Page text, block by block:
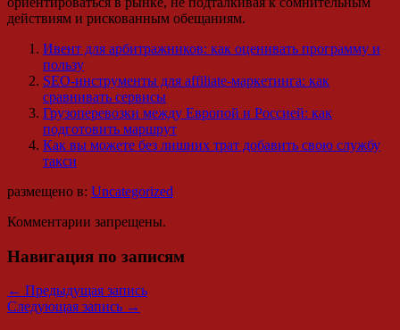
действиям и рискованным обещаниям.
Ивент для арбитражников: как оценивать программу и
пользу
SEO-инструменты для affiliate-маркетинга: как
сравнивать сервисы
Грузоперевозки между Европой и Россией: как
подготовить маршрут
Как вы можете без лишних трат добавить свою службу
такси
размещено в: Uncategorized
Комментарии запрещены.
Навигация по записям
← Предыдущая запись
Следующая запись →